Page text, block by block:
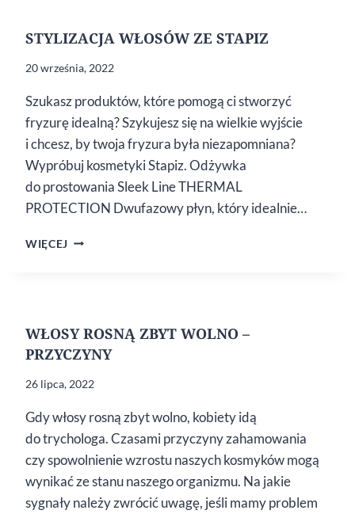
STYLIZACJA WŁOSÓW ZE STAPIZ
20 września, 2022
Szukasz produktów, które pomogą ci stworzyć
fryzurę idealną? Szykujesz się na wielkie wyjście
i chcesz, by twoja fryzura była niezapomniana?
Wypróbuj kosmetyki Stapiz. Odżywka
do prostowania Sleek Line THERMAL
PROTECTION Dwufazowy płyn, który idealnie…
WIĘCEJ STYLIZACJA
WŁOSY ROSNĄ ZBYT WOLNO –
PRZYCZYNY
26 lipca, 2022
Gdy włosy rosną zbyt wolno, kobiety idą
do trychologa. Czasami przyczyny zahamowania
czy spowolnienie wzrostu naszych kosmyków mogą
wynikać ze stanu naszego organizmu. Na jakie
sygnały należy zwrócić uwagę, jeśli mamy problem